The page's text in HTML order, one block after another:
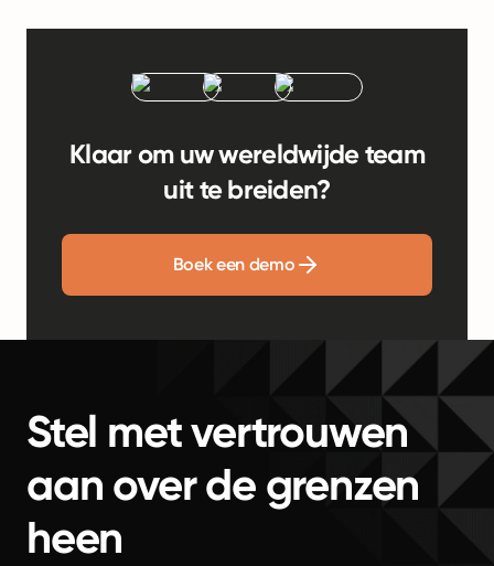
Klaar om uw wereldwijde team
uit te breiden?
Boek een demo
Stel met vertrouwen
aan over de grenzen
heen